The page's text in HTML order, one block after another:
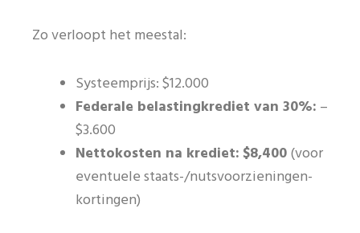
Zo verloopt het meestal:
Systeemprijs: $12.000
Federale belastingkrediet van 30%: –
$3.600
Nettokosten na krediet: $8,400(voor
eventuele staats-/nutsvoorzieningen-
kortingen)